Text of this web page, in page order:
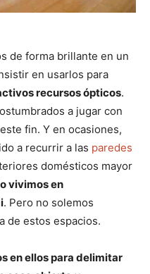
de forma brillante en un
en usarlos para
recursos ópticos.
a jugar con
fin. Y en ocasiones,
a recurrir a las paredes
domésticos mayor
vivimos en
. Pero no solemos
de estos espacios.
en ellos para delimitar